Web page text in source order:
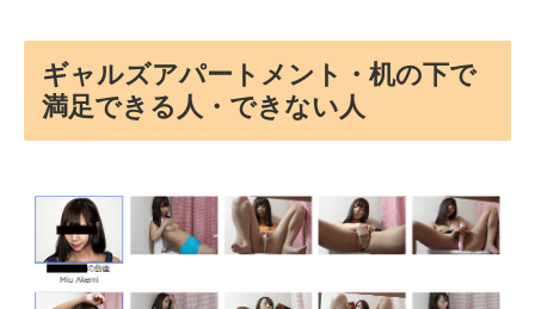
ギャルズアパートメント・机の下で
満足できる人・できない人